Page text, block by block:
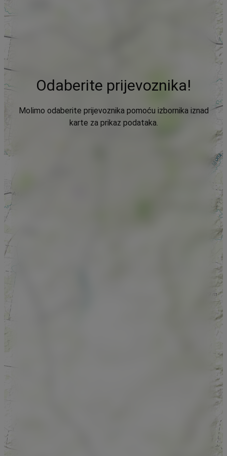
Odaberite prijevoznika!
Molimo odaberite prijevoznika pomoću izbornika iznad
karte za prikaz podataka.